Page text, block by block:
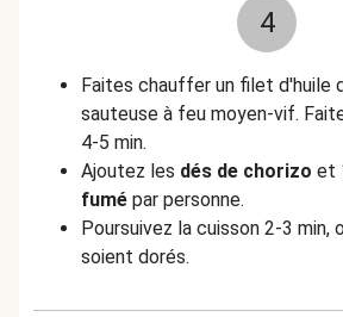
4
Faites chauffer un filet d'huile
sauteuse à feu moyen-vif.
4-5 min.
Ajoutez les dés de chorizo et
fumé par personne.
Poursuivez la cuisson 2-3 min,
soient dorés.